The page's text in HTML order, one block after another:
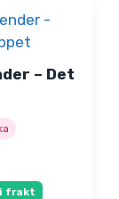
– Det
frakt